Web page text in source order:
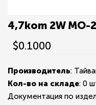
4,7kom 2W MO-
$0.1000
Производитель:
Кол-во на складе: 0
Документация по